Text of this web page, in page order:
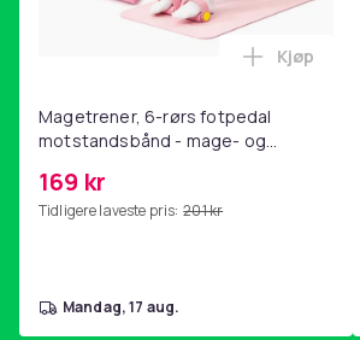
Magetrener, 6-rørs fotpedal
motstandsbånd - mage- og
hjemmegymnastikk Pink
169 kr
Tidligere laveste pris: 201 kr
Legg
Kjøp
mandag, 17 aug.